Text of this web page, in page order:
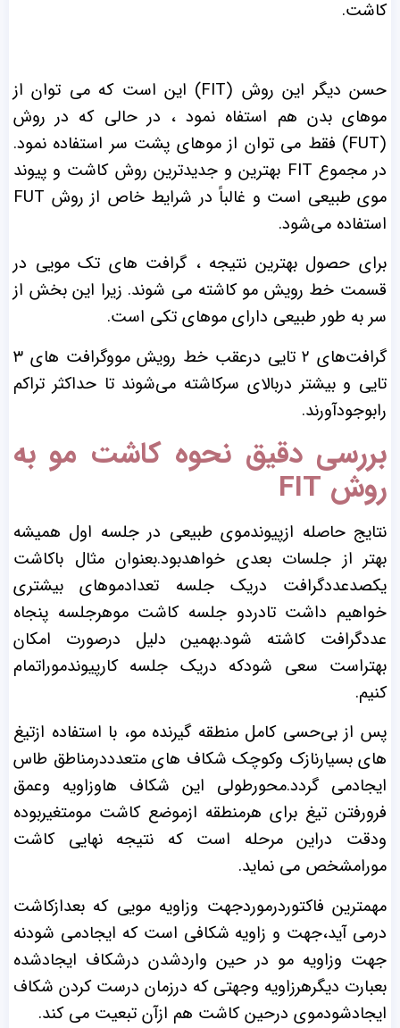
کاشت.
حسن دیگر این روش (FIT) این است که می توان از
موهای بدن هم استفاه نمود ، در حالی که در روش
(FUT) فقط می توان از موهای پشت سر استفاده نمود.
در مجموع FIT بهترین و جدیدترین روش کاشت و پیوند
موی طبیعی است و غالباً در شرایط خاص از روش FUT
استفاده می‌شود.
برای حصول بهترین نتیجه ، گرافت های تک مویی در
قسمت خط رویش مو کاشته می شوند. زیرا این بخش از
سر به طور طبیعی دارای موهای تکی است.
گرافت‌های ۲ تایی درعقب خط رویش مووگرافت های ۳
تایی و بیشتر دربالای سرکاشته می‌شوند تا حداکثر تراکم
رابوجودآورند.
بررسی دقیق نحوه کاشت مو به
روش FIT
نتایج حاصله ازپیوندموی طبیعی در جلسه اول همیشه
بهتر از جلسات بعدی خواهدبود.بعنوان مثال باکاشت
یکصدعددگرافت دریک جلسه تعدادموهای بیشتری
خواهیم داشت تادردو جلسه کاشت موهرجلسه پنجاه
عددگرافت کاشته شود.بهمین دلیل درصورت امکان
بهتراست سعی شودکه دریک جلسه کارپیوندموراتمام
کنیم.
پس از بی‌حسی کامل منطقه گیرنده مو، با استفاده ازتیغ
های بسیارنازک وکوچک شکاف های متعدددرمناطق طاس
ایجادمی گردد.محورطولی این شکاف هاوزاویه وعمق
فرورفتن تیغ برای هرمنطقه ازموضع کاشت مومتغیربوده
ودقت دراین مرحله است که نتیجه نهایی کاشت
مورامشخص می نماید.
مهمترین فاکتوردرموردجهت وزاویه مویی که بعدازکاشت
درمی آید،جهت و زاویه شکافی است که ایجادمی شودنه
جهت وزاویه مو در حین واردشدن درشکاف ایجادشده
بعبارت دیگرهرزاویه وجهتی که درزمان درست کردن شکاف
ایجادشودموی درحین کاشت هم ازآن تبعیت می کند.